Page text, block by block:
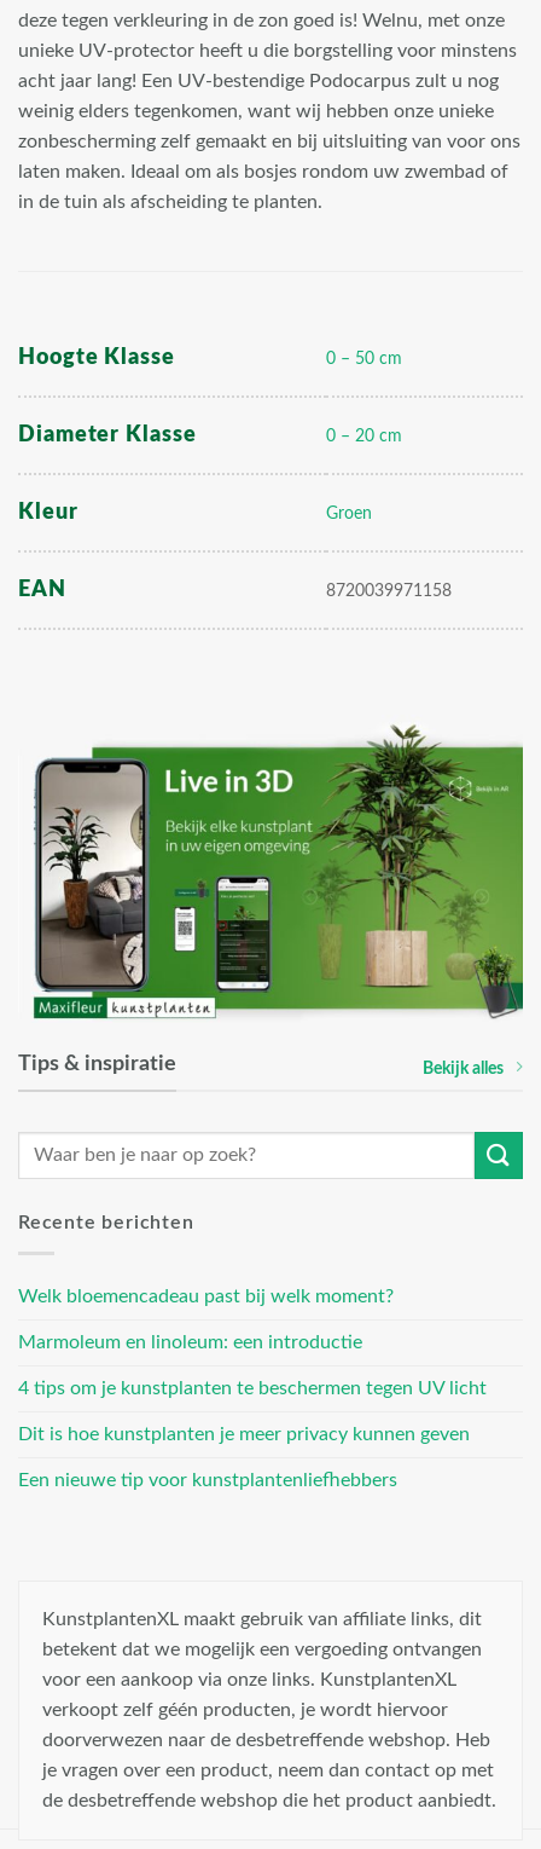
deze tegen verkleuring in de zon goed is! Welnu, met onze
unieke UV-protector heeft u die borgstelling voor minstens
acht jaar lang! Een UV-bestendige Podocarpus zult u nog
weinig elders tegenkomen, want wij hebben onze unieke
zonbescherming zelf gemaakt en bij uitsluiting van voor ons
laten maken. Ideaal om als bosjes rondom uw zwembad of
in de tuin als afscheiding te planten.
Hoogte Klasse 0 – 50 cm
Diameter Klasse 0 – 20 cm
Kleur Groen
EAN 8720039971158
Tips & inspiratie Bekijk alles
Recente berichten
Welk bloemencadeau past bij welk moment?
Marmoleum en linoleum: een introductie
4 tips om je kunstplanten te beschermen tegen UV licht
Dit is hoe kunstplanten je meer privacy kunnen geven
Een nieuwe tip voor kunstplantenliefhebbers
KunstplantenXL maakt gebruik van affiliate links, dit
betekent dat we mogelijk een vergoeding ontvangen
voor een aankoop via onze links. KunstplantenXL
verkoopt zelf géén producten, je wordt hiervoor
doorverwezen naar de desbetreffende webshop. Heb
je vragen over een product, neem dan contact op met
de desbetreffende webshop die het product aanbiedt.